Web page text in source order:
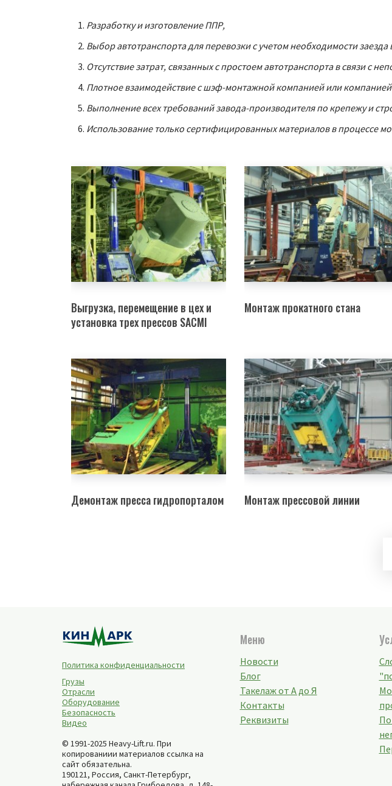
Разработку и изготовление ППР,
Выбор автотранспорта для перевозки с учетом необходимости заезда
Отсутствие затрат, связанных с простоем автотранспорта в связи с
Плотное взаимодействие с шэф-монтажной компанией или
Выполнение всех требований завода-производителя по крепежу и
Использование только сертифицированных материалов в процессе
Выгрузка, перемещение в цех и
установка трех прессов SACMI
Монтаж прокатного стана
Демонтаж пресса гидропорталом Монтаж прессовой линии
Политика конфиденциальности
Грузы
Отрасли
Оборудование
Безопасность
Видео
© 1991-2025 Heavy-Lift.ru. При
копированиии материалов ссылка на
сайт обязательна.
190121, Россия, Санкт-Петербург,
Меню
Новости
Блог
Такелаж от А до Я
Контакты
Реквизиты